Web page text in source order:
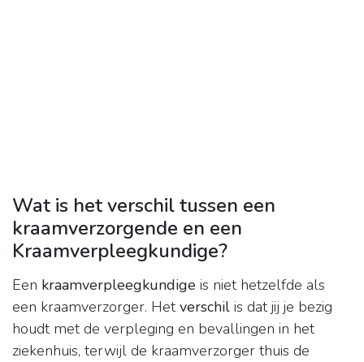
Wat is het verschil tussen een
kraamverzorgende en een
Kraamverpleegkundige?
Een kraamverpleegkundige is niet hetzelfde als
een kraamverzorger. Hetverschil is dat jij je bezig
houdt met de verpleging en bevallingen in het
ziekenhuis, terwijl de kraamverzorger thuis de